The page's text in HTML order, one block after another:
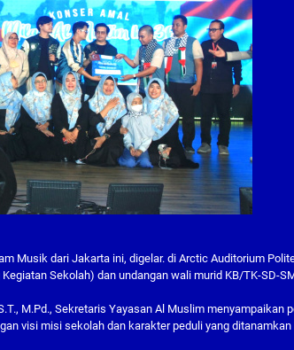
Musik dari Jakarta ini, digelar. di Arctic Auditorium
Sekolah) dan undangan wali murid KB/TK-SD-
M.Pd., Sekretaris Yayasan Al Muslim
visi misi sekolah dan karakter peduli yang